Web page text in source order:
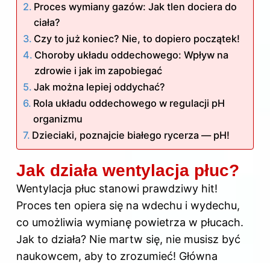
Proces wymiany gazów: Jak tlen dociera do
ciała?
Czy to już koniec? Nie, to dopiero początek!
Choroby układu oddechowego: Wpływ na
zdrowie i jak im zapobiegać
Jak można lepiej oddychać?
Rola układu oddechowego w regulacji pH
organizmu
Dzieciaki, poznajcie białego rycerza — pH!
Jak działa wentylacja płuc?
Wentylacja płuc stanowi prawdziwy hit!
Proces ten opiera się na wdechu i wydechu,
co umożliwia wymianę powietrza w płucach.
Jak to działa? Nie martw się, nie musisz być
naukowcem, aby to zrozumieć! Główna